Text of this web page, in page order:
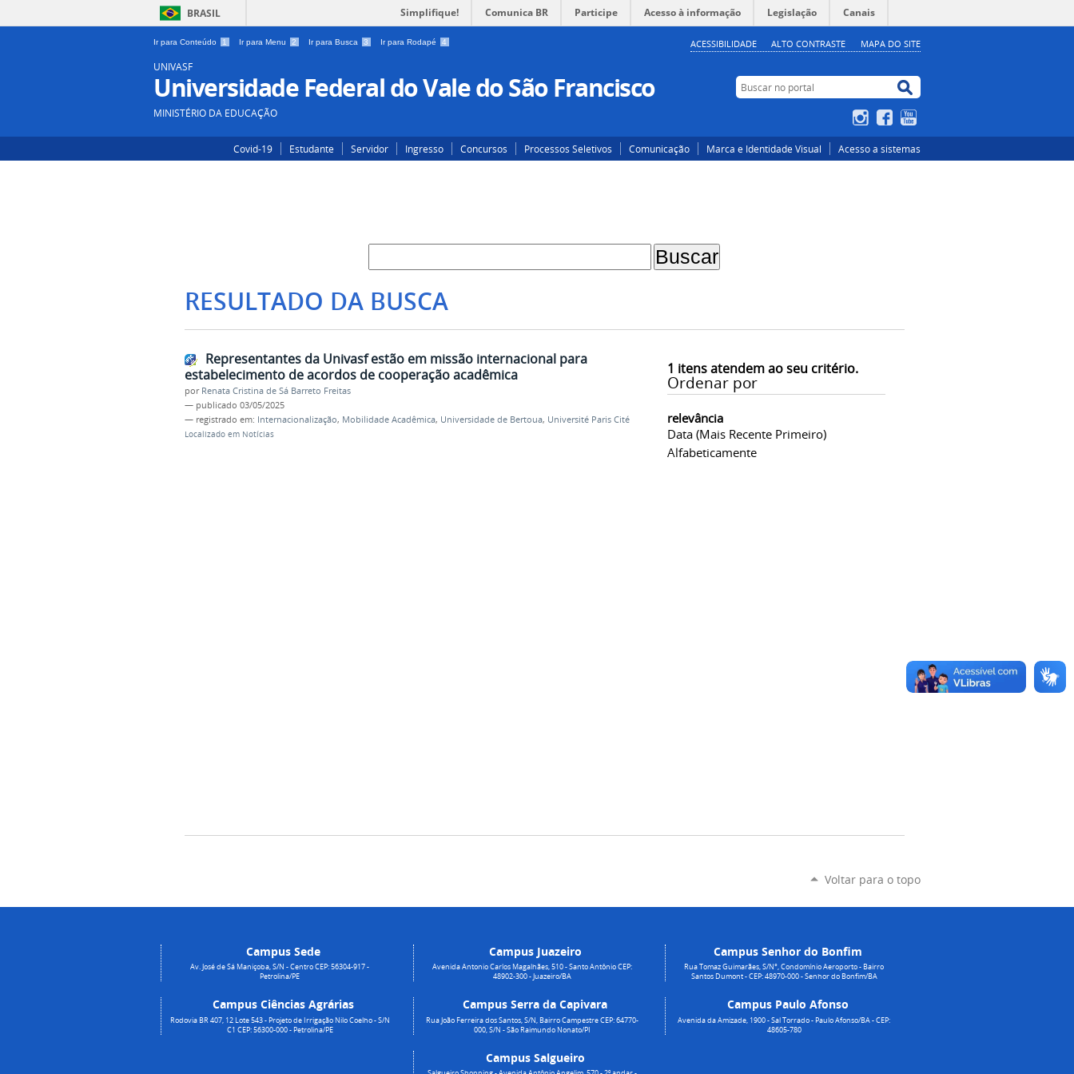
BRASIL Simplifique! Comunica BR Participe Acesso à informação Legislação Canais
Ir para Conteúdo 1 Ir para Menu 2 Ir para Busca 3 Ir para Rodapé 4 ACESSIBILIDADE ALTO CONTRASTE MAPA DO SITE
UNIVASF
Universidade Federal do Vale do São Francisco
MINISTÉRIO DA EDUCAÇÃO
Buscar no portal
Buscar no portal
InstagramFacebook
Covid-19 Estudante Servidor Ingresso Concursos Processos Seletivos Comunicação Marca e Identidade Visual Acesso a sistemas
RESULTADO DA BUSCA
1 itens atendem ao seu critério.
Ordenar por
relevância
Data (mais Recente Primeiro)
Alfabeticamente
Representantes da Univasf estão em missão internacional para
estabelecimento de acordos de cooperação acadêmica
por Renata Cristina de Sá Barreto Freitas
— publicado 03/05/2025
— registrado em: Internacionalização, Mobilidade Acadêmica, Universidade de Bertoua, Université Paris Cité
Localizado em Notícias
Voltar para o topo
Campus Sede
Av. José de Sá Maniçoba, S/N - Centro CEP: 56304-917 -
Petrolina/PE
Campus Ciências Agrárias
Rodovia BR 407, 12 Lote 543 - Projeto de Irrigação Nilo Coelho - S/N
C1 CEP: 56300-000 - Petrolina/PE
Campus Juazeiro
Avenida Antonio Carlos Magalhães, 510 - Santo Antônio CEP:
48902-300 - Juazeiro/BA
Campus Serra da Capivara
Rua João Ferreira dos Santos, S/N, Bairro Campestre CEP: 64770-
000, S/N - São Raimundo Nonato/PI
Campus Salgueiro
Campus Senhor do Bonfim
Rua Tomaz Guimarães, S/N°, Condomínio Aeroporto - Bairro
Santos Dumont - CEP: 48970-000 - Senhor do Bonfim/BA
Campus Paulo Afonso
Avenida da Amizade, 1900 - Sal Torrado - Paulo Afonso/BA - CEP:
48605-780